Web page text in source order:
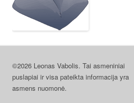
©2026 Leonas Vabolis. Tai asmeniniai
puslapiai ir visa pateikta informacija yra
asmens nuomonė.